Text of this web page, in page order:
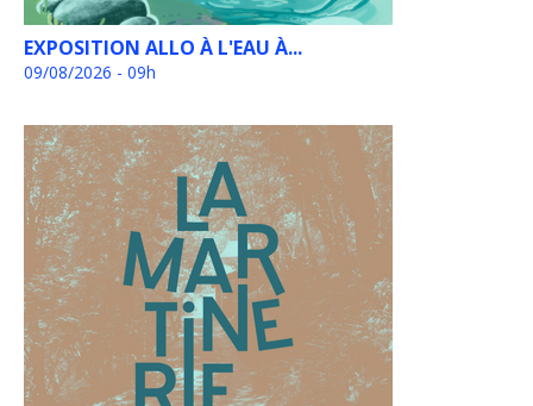
EXPOSITION ALLO À L'EAU À...
09/08/2026 - 09h